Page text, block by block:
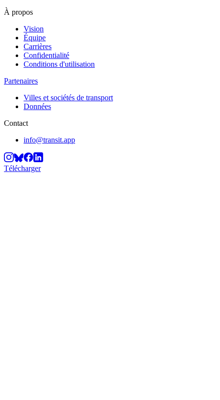
À propos
Vision
Équipe
Carrières
Confidentialité
Conditions d'utilisation
Partenaires
Villes et sociétés de transport
Données
Contact
info@transit.app
Télécharger